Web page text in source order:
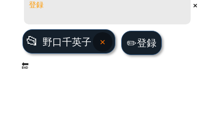
×
📂
野口千英子
× ✏️登録
🔚